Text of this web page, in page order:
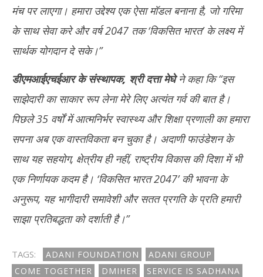
मंच पर लाएगा। हमारा उद्देश्य एक ऐसा मॉडल बनाना है, जो गरिमा
के साथ सेवा करे और वर्ष 2047 तक ‘विकसित भारत’ के लक्ष्य में
सार्थक योगदान दे सके।”
डीएमआईएचईआर के संस्थापक, श्री दत्ता मेघेने कहा कि “इस
साझेदारी का साकार रूप लेना मेरे लिए अत्यंत गर्व की बात है।
पिछले 35 वर्षों में आत्मनिर्भर स्वास्थ्य और शिक्षा प्रणाली का हमारा
सपना अब एक वास्तविकता बन चुका है। अदाणी फाउंडेशन के
साथ यह सहयोग, क्षेत्रीय ही नहीं, राष्ट्रीय विकास की दिशा में भी
एक निर्णायक कदम है। ‘विकसित भारत 2047’ की भावना के
अनुरूप, यह भागीदारी समावेशी और सतत प्रगति के प्रति हमारी
साझा प्रतिबद्धता को दर्शाती है।”
TAGS: ADANI FOUNDATION
ADANI GROUP
COME TOGETHER
DMIHER SERVICE IS SADHANA